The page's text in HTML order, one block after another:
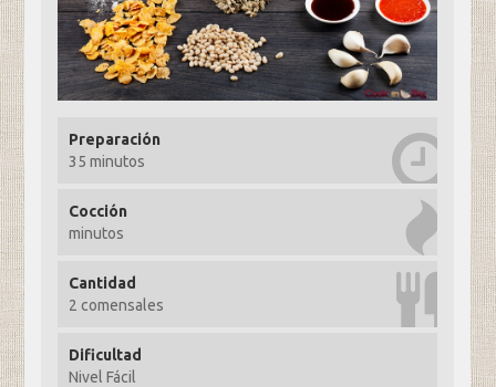
Preparación
35 minutos
Cocción
minutos
Cantidad
2 comensales
Dificultad
Nivel Fácil